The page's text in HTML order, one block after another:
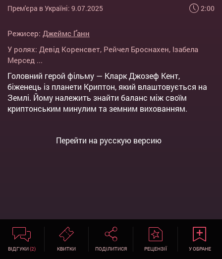
Прем'єра в Україні: 9.07.2025
2:00
Режисер: Джеймс Ґанн
У ролях: Девід Коренсвет, Рейчел Броснахен, Ізабела
Мерсед ...
Головний герой фільму — Кларк Джозеф Кент,
біженець із планети Криптон, який влаштовується на
Землі. Йому належить знайти баланс між своїм
криптонським минулим та земним вихованням.
Перейти на русскую версию
ВІДГУКИ(2) КВИТКИ ПОДІЛИТИСЯ РЕЦЕНЗІЇ У ОБРАНЕ